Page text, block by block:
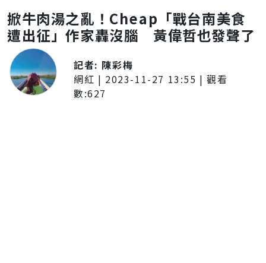
掀牛肉湯之亂！Cheap「戰台南美食
遭出征」作家轟沒腦 黃偉哲也發聲了
記者: 陳彩梅
網紅 | 2023-11-27 13:55 | 觀看
數:627